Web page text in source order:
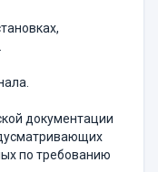
документации
по требованию